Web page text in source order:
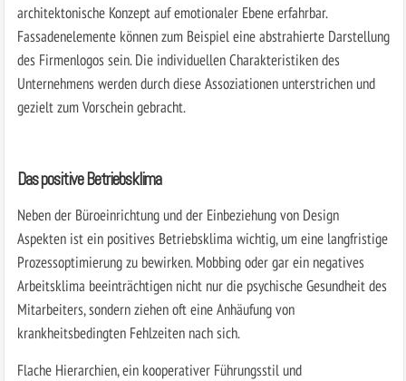
architektonische Konzept auf emotionaler Ebene erfahrbar.
Fassadenelemente können zum Beispiel eine abstrahierte Darstellung
des Firmenlogos sein. Die individuellen Charakteristiken des
Unternehmens werden durch diese Assoziationen unterstrichen und
gezielt zum Vorschein gebracht.
Das positive Betriebsklima
Neben der Büroeinrichtung und der Einbeziehung von Design
Aspekten ist ein positives Betriebsklima wichtig, um eine langfristige
Prozessoptimierung zu bewirken. Mobbing oder gar ein negatives
Arbeitsklima beeinträchtigen nicht nur die psychische Gesundheit des
Mitarbeiters, sondern ziehen oft eine Anhäufung von
krankheitsbedingten Fehlzeiten nach sich.
Flache Hierarchien, ein kooperativer Führungsstil und